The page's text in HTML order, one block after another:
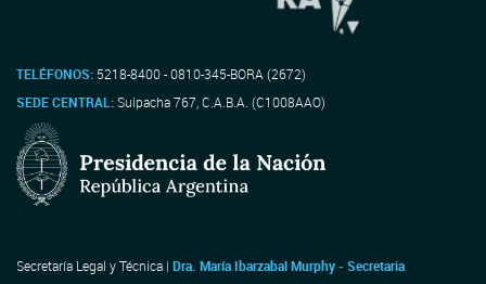
TELÉFONOS: 5218-8400 - 0810-345-BORA (2672)
SEDE CENTRAL:Suipacha 767, C.A.B.A. (C1008AAO)
Secretaría Legal y Técnica | Dra. María Ibarzabal Murphy - Secretaria